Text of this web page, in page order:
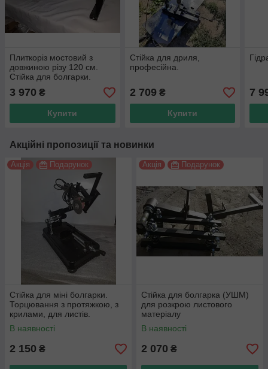
Плиткоріз мостовий з
довжиною різу 120 см.
Стійка для болгарки.
3 970 ₴
Купити
Стійка для дриля,
професійна.
2 709₴
Купити
7
Акційні пропозиції та новинки
Акція Подарунок
Стійка для міні болгарки.
Торцювання з протяжкою, з
крилами, для листів.
В наявності
2 150 ₴
Акція Подарунок
Стійка для болгарка (УШМ)
для розкрою листового
матеріалу
В наявності
2 070 ₴